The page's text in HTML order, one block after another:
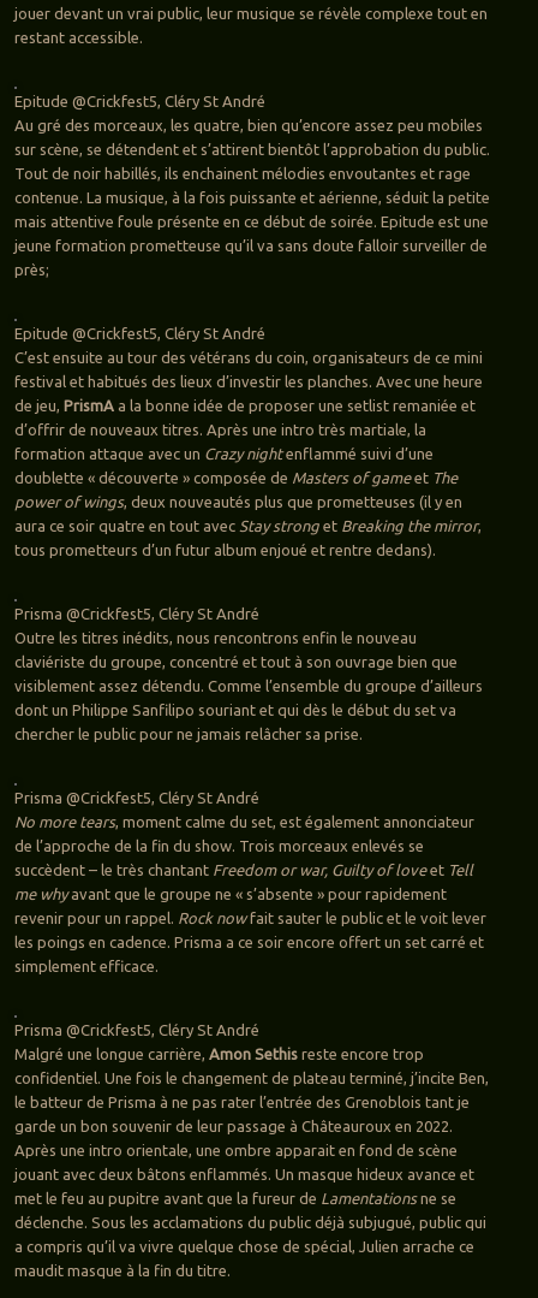
jouer devant un vrai public, leur musique se révèle complexe tout en
restant accessible.
Epitude @Crickfest5, Cléry St André
Au gré des morceaux, les quatre, bien qu’encore assez peu mobiles
sur scène, se détendent et s’attirent bientôt l’approbation du public.
Tout de noir habillés, ils enchainent mélodies envoutantes et rage
contenue. La musique, à la fois puissante et aérienne, séduit la petite
mais attentive foule présente en ce début de soirée. Epitude est une
jeune formation prometteuse qu’il va sans doute falloir surveiller de
près;
Epitude @Crickfest5, Cléry St André
C’est ensuite au tour des vétérans du coin, organisateurs de ce mini
festival et habitués des lieux d’investir les planches. Avec une heure
de jeu, PrismA a la bonne idée de proposer une setlist remaniée et
d’offrir de nouveaux titres. Après une intro très martiale, la
formation attaque avec un Crazy nightenflammé suivi d’une
doublette « découverte » composée de Masters of gameet The
power of wings, deux nouveautés plus que prometteuses (il y en
aura ce soir quatre en tout avec Stay strong et Breaking the mirror,
tous prometteurs d’un futur album enjoué et rentre dedans).
Prisma @Crickfest5, Cléry St André
Outre les titres inédits, nous rencontrons enfin le nouveau
claviériste du groupe, concentré et tout à son ouvrage bien que
visiblement assez détendu. Comme l’ensemble du groupe d’ailleurs
dont un Philippe Sanfilipo souriant et qui dès le début du set va
chercher le public pour ne jamais relâcher sa prise.
Prisma @Crickfest5, Cléry St André
No more tears, moment calme du set, est également annonciateur
de l’approche de la fin du show. Trois morceaux enlevés se
succèdent – le très chantant Freedom or war, Guilty of loveet Tell
me whyavant que le groupe ne « s’absente » pour rapidement
revenir pour un rappel. Rock nowfait sauter le public et le voit lever
les poings en cadence. Prisma a ce soir encore offert un set carré et
simplement efficace.
Prisma @Crickfest5, Cléry St André
Malgré une longue carrière, Amon Sethisreste encore trop
confidentiel. Une fois le changement de plateau terminé, j’incite Ben,
le batteur de Prisma à ne pas rater l’entrée des Grenoblois tant je
garde un bon souvenir de leur passage à Châteauroux en 2022.
Après une intro orientale, une ombre apparait en fond de scène
jouant avec deux bâtons enflammés. Un masque hideux avance et
met le feu au pupitre avant que la fureur de Lamentationsne se
déclenche. Sous les acclamations du public déjà subjugué, public qui
a compris qu’il va vivre quelque chose de spécial, Julien arrache ce
maudit masque à la fin du titre.